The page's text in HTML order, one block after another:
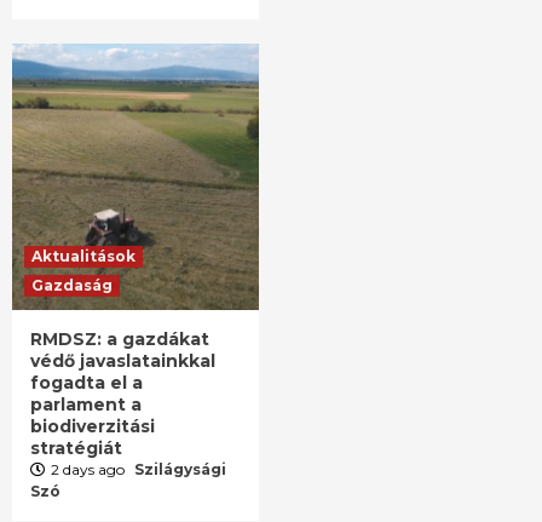
Aktualitások
Gazdaság
RMDSZ: a gazdákat
védő javaslatainkkal
fogadta el a
parlament a
biodiverzitási
stratégiát
2 days ago Szilágysági
Szó